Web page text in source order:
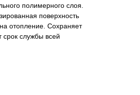
полимерного слоя.
поверхность
отопление. Сохраняет
срок службы всей